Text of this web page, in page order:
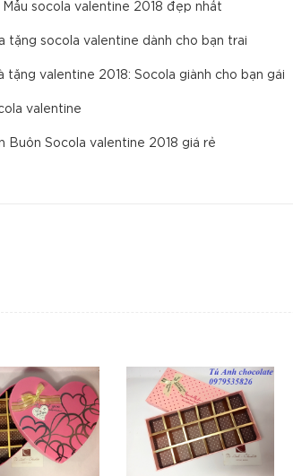
Mẫu socola valentine 2018 đẹp nhất
tặng socola valentine dành cho bạn trai
tặng valentine 2018: Socola giành cho bạn gái
valentine
Buôn Socola valentine 2018 giá rẻ